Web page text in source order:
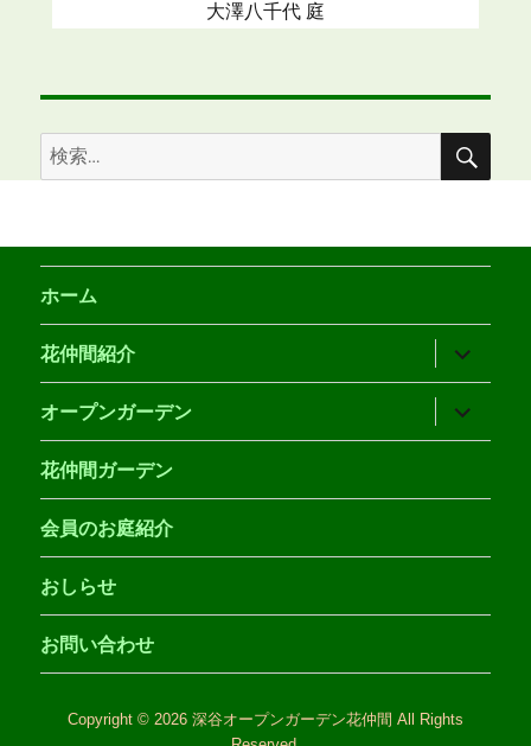
大澤八千代 庭
検
索:
検
ホーム
花仲間紹介
ブ
メ
ニ
ュ
ー
開
オープンガーデン
ブ
メ
ー
開
花仲間ガーデン
会員のお庭紹介
おしらせ
お問い合わせ
Copyright © 2026 深谷オープンガーデン花仲間 All Rights